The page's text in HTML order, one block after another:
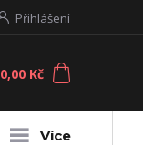
Přihlášení
0,00 Kč
Více